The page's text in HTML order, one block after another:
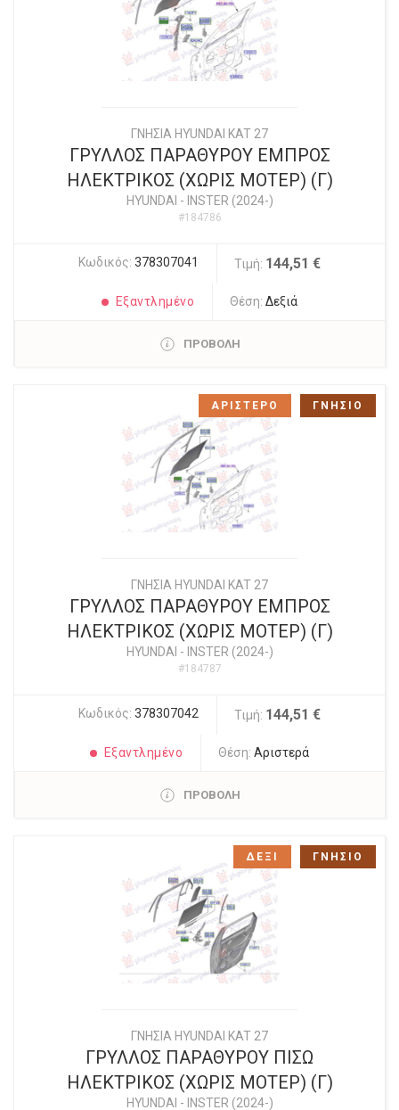
ΓΝΗΣΙΑ HYUNDAI KAT 27
ΓΡΥΛΛΟΣ ΠΑΡΑΘΥΡΟΥ ΕΜΠΡΟΣ
ΗΛΕΚΤΡΙΚΟΣ (ΧΩΡΙΣ ΜΟΤΕΡ) (Γ)
HYUNDAI - INSTER (2024-)
#184786
Κωδικός: 378307041 Τιμή: 144,51 €
Εξαντλημένο Θέση:Δεξιά
ΠΡΟΒΟΛΗ
ΓΝΗΣΙΑ HYUNDAI KAT 27
ΓΡΥΛΛΟΣ ΠΑΡΑΘΥΡΟΥ ΕΜΠΡΟΣ
ΗΛΕΚΤΡΙΚΟΣ (ΧΩΡΙΣ ΜΟΤΕΡ) (Γ)
HYUNDAI - INSTER (2024-)
#184787
Κωδικός: 378307042 Τιμή: 144,51 €
Εξαντλημένο Θέση:Αριστερά
ΠΡΟΒΟΛΗ
ΑΡΙΣΤΕΡΟ ΓΝΗΣΙΟ
ΓΝΗΣΙΑ HYUNDAI KAT 27
ΓΡΥΛΛΟΣ ΠΑΡΑΘΥΡΟΥ ΠΙΣΩ
ΗΛΕΚΤΡΙΚΟΣ (ΧΩΡΙΣ ΜΟΤΕΡ) (Γ)
HYUNDAI - INSTER (2024-)
ΔΕΞΙ ΓΝΗΣΙΟ